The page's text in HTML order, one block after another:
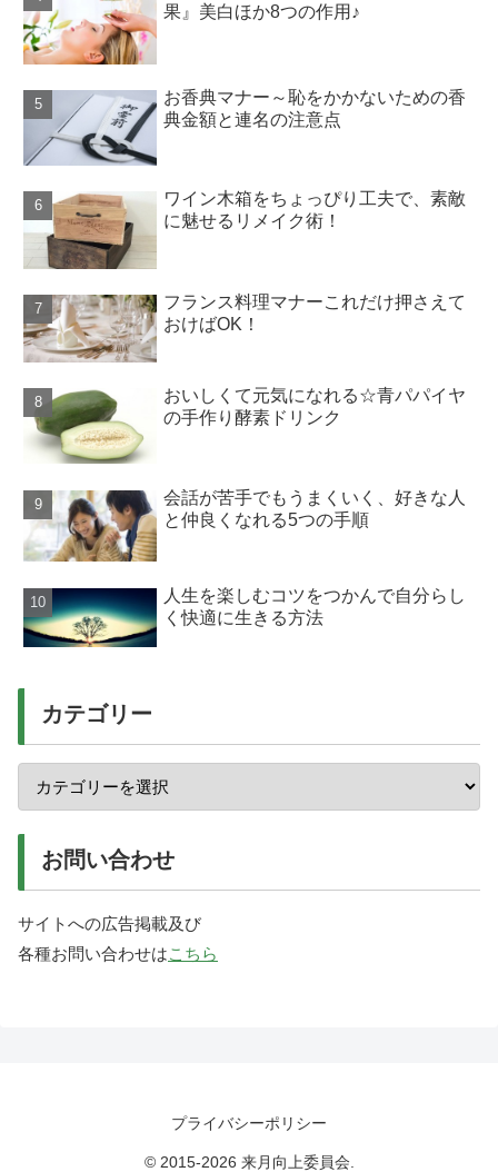
果』美白ほか8つの作用♪
お香典マナー～恥をかかないための香
典金額と連名の注意点
ワイン木箱をちょっぴり工夫で、素敵
に魅せるリメイク術！
フランス料理マナーこれだけ押さえて
おけばOK！
おいしくて元気になれる☆青パパイヤ
の手作り酵素ドリンク
会話が苦手でもうまくいく、好きな人
と仲良くなれる5つの手順
人生を楽しむコツをつかんで自分らし
く快適に生きる方法
カテゴリー
お問い合わせ
サイトへの広告掲載及び
各種お問い合わせはこちら
プライバシーポリシー
© 2015-2026 来月向上委員会.